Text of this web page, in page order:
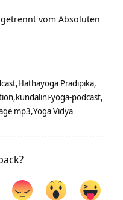
vom Absoluten
Hathayoga Pradipika
kundalini-yoga-podcast
mp3 Yoga Vidya